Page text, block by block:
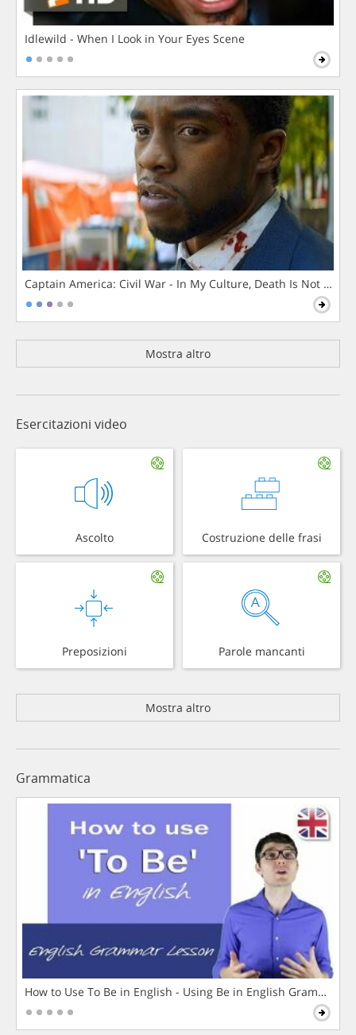
Idlewild - When I Look in Your Eyes Scene
Captain America: Civil War - In My Culture, Death Is Not The
Mostra altro
Esercitazioni video
Ascolto Costruzione delle frasi
Preposizioni Parole mancanti
Mostra altro
Grammatica
How to Use To Be in English - Using Be in English Grammar